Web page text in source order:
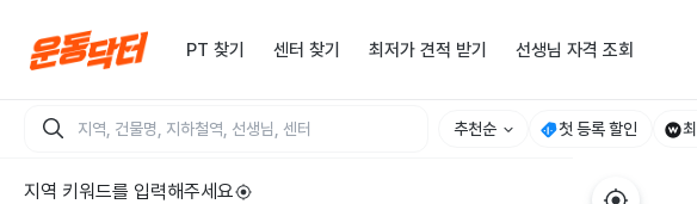
PT 찾기 센터 찾기 최저가 견적 받기 선생님 자격 조회
추천순 첫 등록 할인
지역 키워드를 입력해주세요